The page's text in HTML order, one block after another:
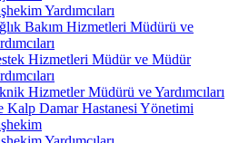
Yardımcıları
Bakım Hizmetleri Müdürü ve
Hizmetleri Müdür ve Müdür
Hizmetler Müdürü ve Yardımcıları
Kalp Damar Hastanesi Yönetimi